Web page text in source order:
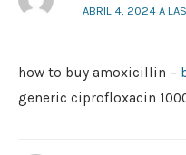
ABRIL 4, 2024 A
how to buy amoxicillin –
generic ciprofloxacin